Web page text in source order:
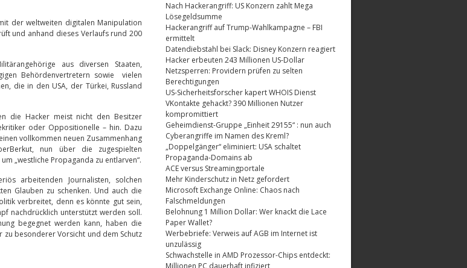
der weltweiten digitalen Manipulation
und anhand dieses Verlaufs rund 200
aus diversen Staaten,
Behördenvertretern sowie vielen
die in den USA, der Türkei, Russland
die Hacker meist nicht den Besitzer
oder Oppositionelle – hin. Dazu
vollkommen neuen Zusammenhang
nun über die zugespielten
„westliche Propaganda zu entlarven“.
arbeitenden Journalisten, solchen
Glauben zu schenken. Und auch die
verbreitet, denn es könnte gut sein,
nachdrücklich unterstützt werden soll.
begegnet werden kann, haben die
zu besonderer Vorsicht und dem Schutz
Nach Hackerangriff: US Konzern zahlt Mega
Lösegeldsumme
Hackerangriff auf Trump-Wahlkampagne – FBI
ermittelt
Datendiebstahl bei Slack: Disney Konzern reagiert
Hacker erbeuten 243 Millionen US-Dollar
Netzsperren: Providern prüfen zu selten
Berechtigungen
US-Sicherheitsforscher kapert WHOIS Dienst
VKontakte gehackt? 390 Millionen Nutzer
kompromittiert
Geheimdienst-Gruppe „Einheit 29155“ : nun auch
Cyberangriffe im Namen des Kreml?
„Doppelgänger“ eliminiert: USA schaltet
Propaganda-Domains ab
ACE versus Streamingportale
Mehr Kinderschutz in Netz gefordert
Microsoft Exchange Online: Chaos nach
Falschmeldungen
Belohnung 1 Million Dollar: Wer knackt die Lace
Paper Wallet?
Werbebriefe: Verweis auf AGB im Internet ist
unzulässig
Schwachstelle in AMD Prozessor-Chips entdeckt:
Millionen PC dauerhaft infiziert